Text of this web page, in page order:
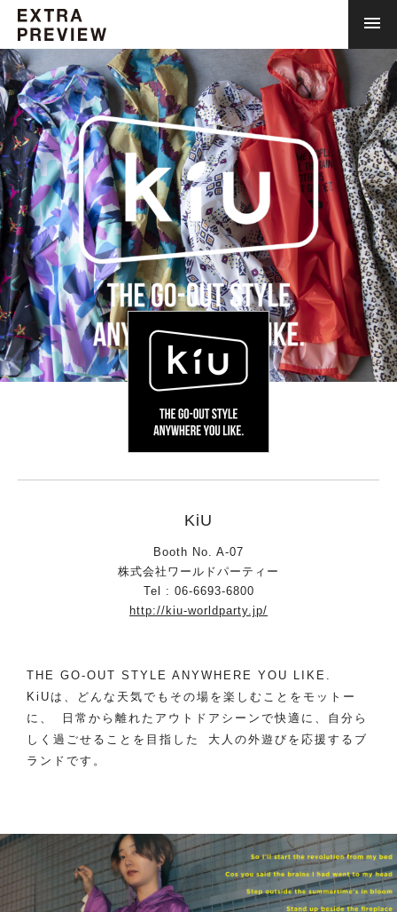
KiU
Booth No. A-07
株式会社ワールドパーティー
Tel : 06-6693-6800
http://kiu-worldparty.jp/
THE GO-OUT STYLE ANYWHERE YOU LIKE.
KiUは、どんな天気でもその場を楽しむことをモットー
に、 日常から離れたアウトドアシーンで快適に、自分ら
しく過ごせることを目指した 大人の外遊びを応援するブ
ランドです。